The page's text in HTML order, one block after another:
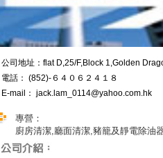
公司地址：flat D,25/F,Block 1,Golden
電話： (852)-６４０６２４１８
E-mail： jack.lam_0114@yahoo.com.hk
專營：
廚房清潔,廳面清潔,豬籠及靜電除油